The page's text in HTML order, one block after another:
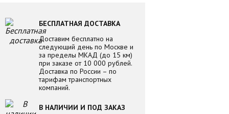
БЕСПЛАТНАЯ ДОСТАВКА
Доставим бесплатно на
следующий день по Москве и
за пределы МКАД (до 15 км)
при заказе от 10 000 рублей.
Доставка по России – по
тарифам транспортных
компаний.
В НАЛИЧИИ И ПОД ЗАКАЗ